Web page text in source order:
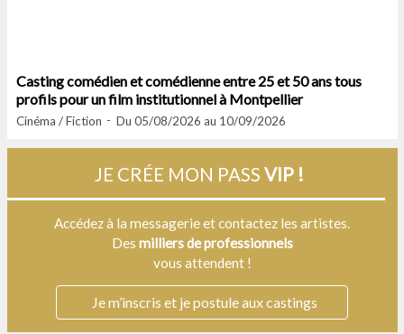
Casting comédien et comédienne entre 25 et 50 ans tous
profils pour un film institutionnel à Montpellier
Cinéma / Fiction Du 05/08/2026 au 10/09/2026
JE CRÉE MON PASSVIP !
Accédez à la messagerie et contactez les artistes.
Des milliers de professionnels
vous attendent !
Je m’inscris et je postule aux castings